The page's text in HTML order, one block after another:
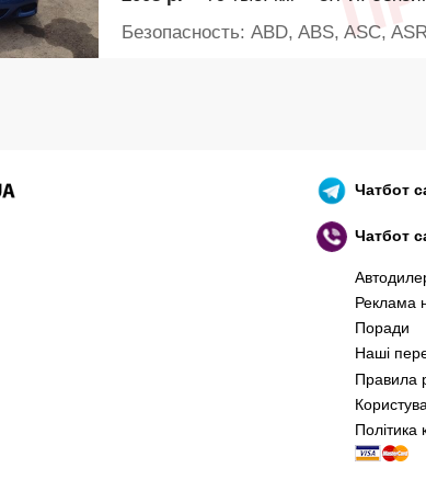
Російський воєнний корабель, іди
Безопасность: ABD, ABS, ASC,
Чатбот
Чатбот
Реклама
Поради
Наші
Правила
Політика